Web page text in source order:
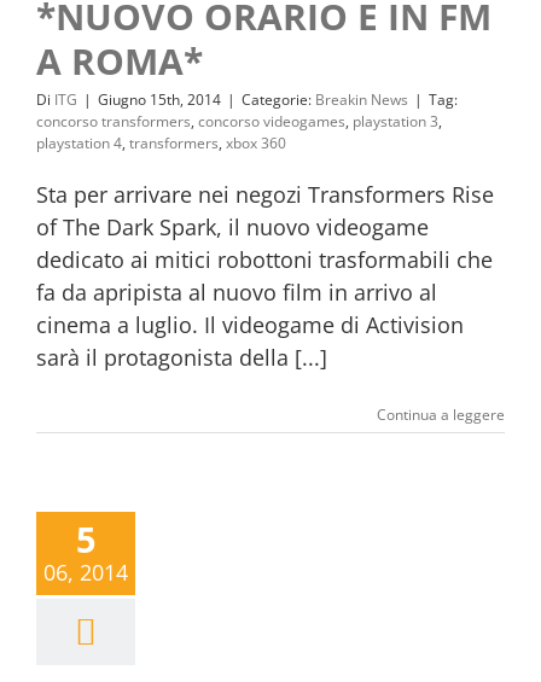
*NUOVO ORARIO E IN FM
A ROMA*
Di ITG | Giugno 15th, 2014 | Categorie: Breakin News | Tag:
concorso transformers, concorso videogames, playstation 3,
playstation 4, transformers, xbox 360
Sta per arrivare nei negozi Transformers Rise
of The Dark Spark, il nuovo videogame
dedicato ai mitici robottoni trasformabili che
fa da apripista al nuovo film in arrivo al
cinema a luglio. Il videogame di Activision
sarà il protagonista della [...]
Continua a leggere
5
06, 2014